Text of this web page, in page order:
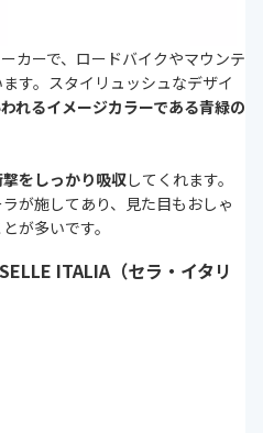
カーで、ロードバイクやマウンテ
す。スタイリュッシュなデザイ
れるイメージカラーである青緑の
をしっかり吸収してくれます。
が施してあり、見た目もおしゃ
が多いです。
ITALIA（セラ・イタリ